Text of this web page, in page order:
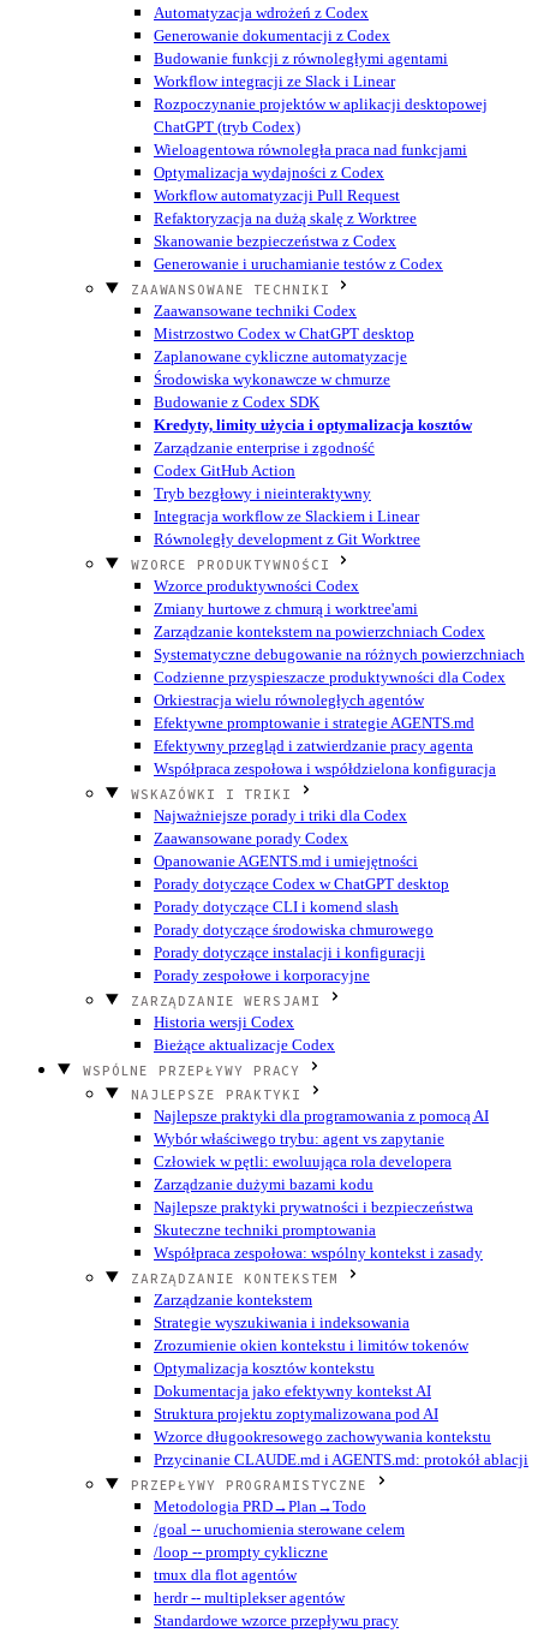
Automatyzacja wdrożeń z Codex
Generowanie dokumentacji z Codex
Budowanie funkcji z równoległymi agentami
Workflow integracji ze Slack i Linear
Rozpoczynanie projektów w aplikacji desktopowej
ChatGPT (tryb Codex)
Wieloagentowa równoległa praca nad funkcjami
Optymalizacja wydajności z Codex
Workflow automatyzacji Pull Request
Refaktoryzacja na dużą skalę z Worktree
Skanowanie bezpieczeństwa z Codex
Generowanie i uruchamianie testów z Codex
ZAAWANSOWANE TECHNIKI
Zaawansowane techniki Codex
Mistrzostwo Codex w ChatGPT desktop
Zaplanowane cykliczne automatyzacje
Środowiska wykonawcze w chmurze
Budowanie z Codex SDK
Kredyty, limity użycia i optymalizacja kosztów
Zarządzanie enterprise i zgodność
Codex GitHub Action
Tryb bezgłowy i nieinteraktywny
Integracja workflow ze Slackiem i Linear
Równoległy development z Git Worktree
WZORCE PRODUKTYWNOŚCI
Wzorce produktywności Codex
Zmiany hurtowe z chmurą i worktree'ami
Zarządzanie kontekstem na powierzchniach Codex
Systematyczne debugowanie na różnych powierzchniach
Codzienne przyspieszacze produktywności dla Codex
Orkiestracja wielu równoległych agentów
Efektywne promptowanie i strategie AGENTS.md
Efektywny przegląd i zatwierdzanie pracy agenta
Współpraca zespołowa i współdzielona konfiguracja
WSKAZÓWKI I TRIKI
Najważniejsze porady i triki dla Codex
Zaawansowane porady Codex
Opanowanie AGENTS.md i umiejętności
Porady dotyczące Codex w ChatGPT desktop
Porady dotyczące CLI i komend slash
Porady dotyczące środowiska chmurowego
Porady dotyczące instalacji i konfiguracji
Porady zespołowe i korporacyjne
ZARZĄDZANIE WERSJAMI
Historia wersji Codex
Bieżące aktualizacje Codex
WSPÓLNE PRZEPŁYWY PRACY
NAJLEPSZE PRAKTYKI
Najlepsze praktyki dla programowania z pomocą AI
Wybór właściwego trybu: agent vs zapytanie
Człowiek w pętli: ewoluująca rola developera
Zarządzanie dużymi bazami kodu
Najlepsze praktyki prywatności i bezpieczeństwa
Skuteczne techniki promptowania
Współpraca zespołowa: wspólny kontekst i zasady
ZARZĄDZANIE KONTEKSTEM
Zarządzanie kontekstem
Strategie wyszukiwania i indeksowania
Zrozumienie okien kontekstu i limitów tokenów
Optymalizacja kosztów kontekstu
Dokumentacja jako efektywny kontekst AI
Struktura projektu zoptymalizowana pod AI
Wzorce długookresowego zachowywania kontekstu
Przycinanie CLAUDE.md i AGENTS.md: protokół ablacji
PRZEPŁYWY PROGRAMISTYCZNE
Metodologia PRD→Plan→Todo
/goal -- uruchomienia sterowane celem
/loop -- prompty cykliczne
tmux dla flot agentów
herdr -- multiplekser agentów
Standardowe wzorce przepływu pracy